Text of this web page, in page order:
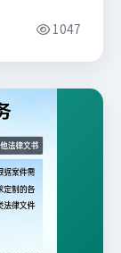
1047